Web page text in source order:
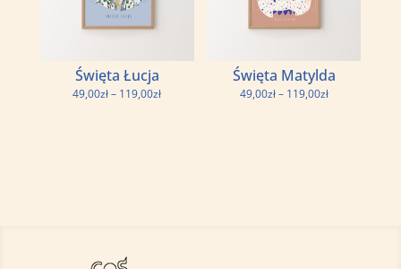
Święta Łucja
49,00zł– 119,00złZakres
Święta Matylda
49,00zł– 119,00złZakres